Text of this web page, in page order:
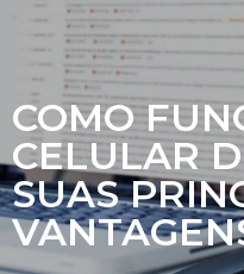
COMO
CELULAR
SUAS